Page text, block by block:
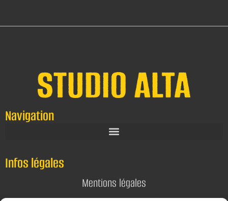
Navigation
Infos légales
Mentions légales